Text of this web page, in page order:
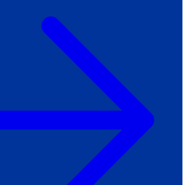
Всеукраїнський пісенний
челендж «Україно, ти є!»
Молодіжний челендж «Жестова
мова для мене – це…»
Репортажі спеціальних та
інклюзивних начальних закладів
України
Як приклад стійкості спільноти
Говоримо коротко про наболіле
Міжнародний тиждень глухих людей